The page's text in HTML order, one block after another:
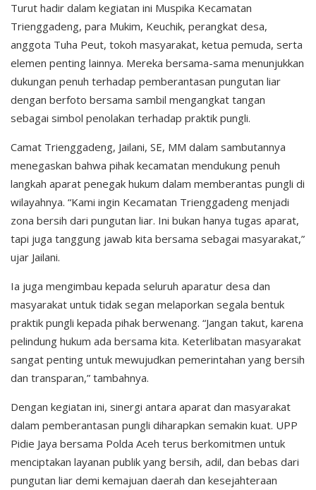
Turut hadir dalam kegiatan ini Muspika Kecamatan
Trienggadeng, para Mukim, Keuchik, perangkat desa,
anggota Tuha Peut, tokoh masyarakat, ketua pemuda, serta
elemen penting lainnya. Mereka bersama-sama menunjukkan
dukungan penuh terhadap pemberantasan pungutan liar
dengan berfoto bersama sambil mengangkat tangan
sebagai simbol penolakan terhadap praktik pungli.
Camat Trienggadeng, Jailani, SE, MM dalam sambutannya
menegaskan bahwa pihak kecamatan mendukung penuh
langkah aparat penegak hukum dalam memberantas pungli di
wilayahnya. “Kami ingin Kecamatan Trienggadeng menjadi
zona bersih dari pungutan liar. Ini bukan hanya tugas aparat,
tapi juga tanggung jawab kita bersama sebagai masyarakat,”
ujar Jailani.
Ia juga mengimbau kepada seluruh aparatur desa dan
masyarakat untuk tidak segan melaporkan segala bentuk
praktik pungli kepada pihak berwenang. “Jangan takut, karena
pelindung hukum ada bersama kita. Keterlibatan masyarakat
sangat penting untuk mewujudkan pemerintahan yang bersih
dan transparan,” tambahnya.
Dengan kegiatan ini, sinergi antara aparat dan masyarakat
dalam pemberantasan pungli diharapkan semakin kuat. UPP
Pidie Jaya bersama Polda Aceh terus berkomitmen untuk
menciptakan layanan publik yang bersih, adil, dan bebas dari
pungutan liar demi kemajuan daerah dan kesejahteraan